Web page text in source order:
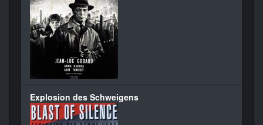
Explosion des Schweigens